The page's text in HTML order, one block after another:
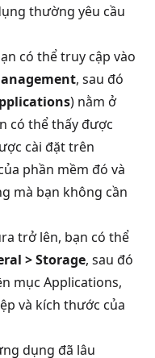
thường yêu cầu
có thể truy cập vào
, sau đó
) nằm ở
có thể thấy được
cài đặt trên
phần mềm đó và
mà bạn không cần
trở lên, bạn có thể
> Storage, sau đó
mục Applications,
và kích thước của
dụng đã lâu